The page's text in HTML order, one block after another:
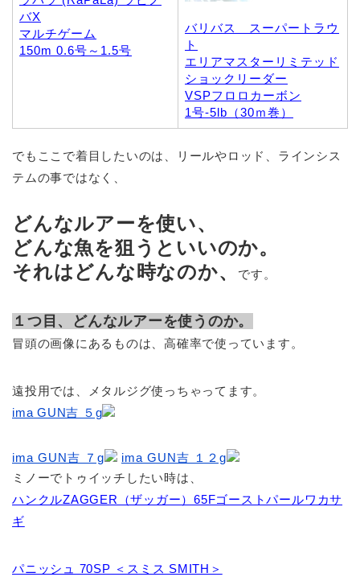
バX
マルチゲーム
150m 0.6号～1.5号
バリバス スーパートラウ
ト
エリアマスターリミテッド
ショックリーダー
VSPフロロカーボン
1号-5lb（30ｍ巻）
でもここで着目したいのは、リールやロッド、ラインシス
テムの事ではなく、
どんなルアーを使い、
どんな魚を狙うといいのか。
それはどんな時なのか、
です。
１つ目、どんなルアーを使うのか。
冒頭の画像にあるものは、高確率で使っています。
遠投用では、メタルジグ使っちゃってます。
ima GUN吉 ５g
ima GUN吉 ７g
ima GUN吉 １２g
ミノーでトゥイッチしたい時は、
ハンクルZAGGER（ザッガー）65Fゴーストパールワカサ
ギ
パニッシュ 70SP ＜スミス SMITH＞